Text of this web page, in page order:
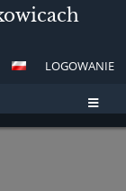
LOGOWANIE